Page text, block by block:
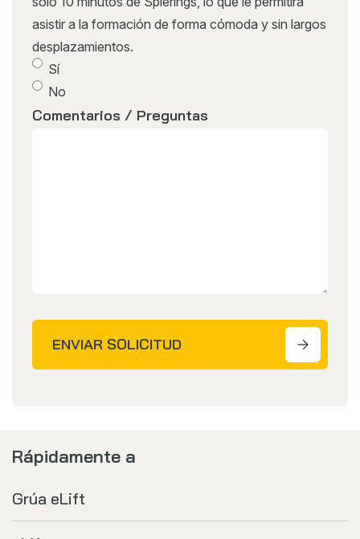
asistir a la formación de forma cómoda y sin largos
desplazamientos.
Sí
No
Comentarios / Preguntas
ENVIAR SOLICITUD
Rápidamente a
Grúa eLift